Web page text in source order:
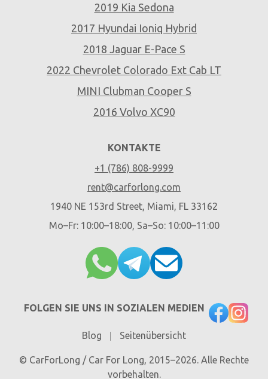
2019 Kia Sedona
2017 Hyundai Ioniq Hybrid
2018 Jaguar E-Pace S
2022 Chevrolet Colorado Ext Cab LT
MINI Clubman Cooper S
2016 Volvo XC90
KONTAKTE
+1 (786) 808-9999
rent@carforlong.com
1940 NE 153rd Street, Miami, FL 33162
Mo–Fr: 10:00–18:00, Sa–So: 10:00–11:00
FOLGEN SIE UNS IN SOZIALEN MEDIEN
Blog Seitenübersicht
© CarForLong / Car For Long, 2015–2026. Alle Rechte
vorbehalten.